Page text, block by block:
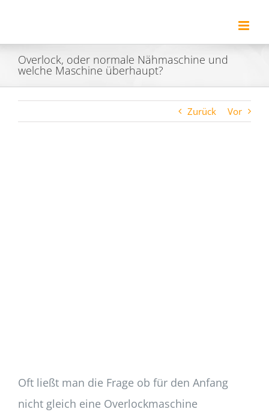
springen
Overlock, oder normale Nähmaschine und
welche Maschine überhaupt?
Zurück Vor
Oft ließt man die Frage ob für den Anfang
nicht gleich eine Overlockmaschine